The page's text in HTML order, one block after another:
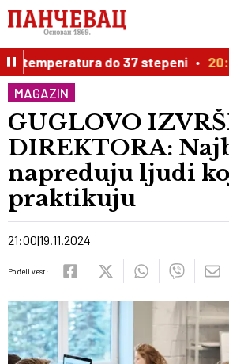
temperatura do 37 stepeni 20:00
MAGAZIN
GUGLOVO
DIREKTORA:
napreduju ljudi
praktikuju
21:00 19.11.2024
Podeli vest: